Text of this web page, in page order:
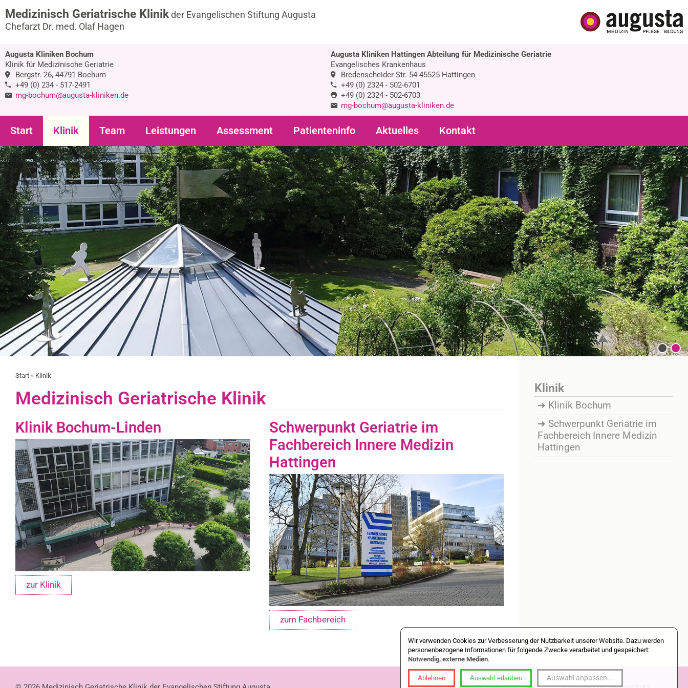
Medizinisch Geriatrische Klinikder Evangelischen Stiftung Augusta
Chefarzt Dr. med. Olaf Hagen
Augusta Kliniken Bochum
Klinik für Medizinische Geriatrie
Bergstr. 26, 44791 Bochum
+49 (0) 234 - 517-2491
mg-bochum@augusta-kliniken.de
Augusta Kliniken Hattingen Abteilung für Medizinische Geriatrie
Evangelisches Krankenhaus
Bredenscheider Str. 54 45525 Hattingen
+49 (0) 2324 - 502-6701
+49 (0) 2324 - 502-6703
mg-bochum@augusta-kliniken.de
Start Klinik Team Leistungen Assessment Patienteninfo Aktuelles Kontakt
Start » Klinik
Medizinisch Geriatrische Klinik
Klinik Bochum-Linden
zur Klinik
Schwerpunkt Geriatrie im
Fachbereich Innere Medizin
Hattingen
zum Fachbereich
Klinik
Klinik Bochum
Schwerpunkt Geriatrie im
Fachbereich Innere Medizin
Hattingen
Wir verwenden Cookies zur Verbesserung der Nutzbarkeit unserer Website. Dazu werden
personenbezogene Informationen für folgende Zwecke verarbeitet und gespeichert:
Notwendig, externe Medien.
Ablehnen Auswahl erlauben Auswahl anpassen...